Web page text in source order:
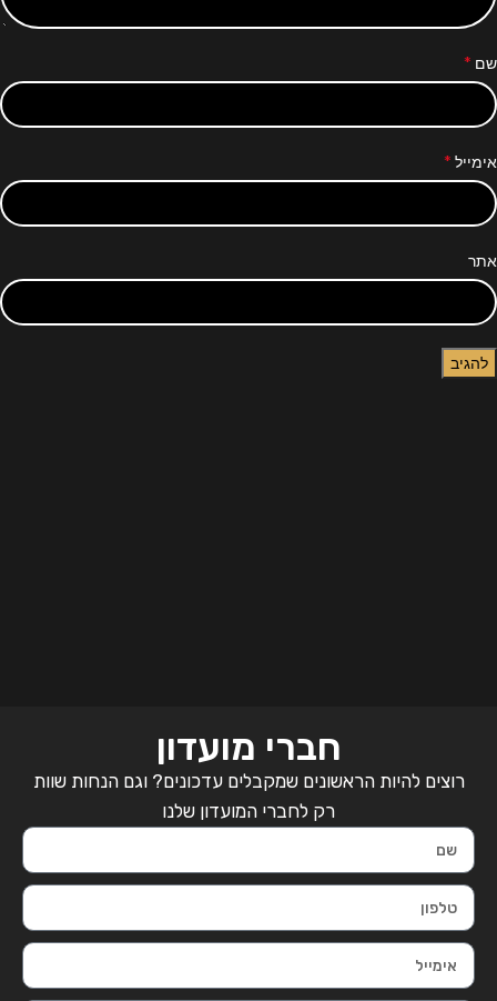
שם *
אימייל *
אתר
חברי מועדון
רוצים להיות הראשונים שמקבלים עדכונים? וגם הנחות שוות
רק לחברי המועדון שלנו